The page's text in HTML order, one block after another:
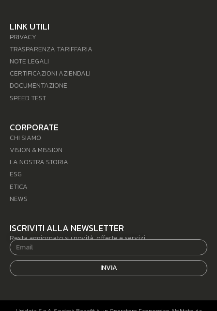
LINK UTILI
PRIVACY
TRASPARENZA TARIFFARIA
NOTE LEGALI
CERTIFICAZIONI AZIENDALI
DOCUMENTAZIONE
SPEED TEST
CORPORATE
CHI SIAMO
VISION & MISSION
LA NOSTRA STORIA
ESG
ETICA
NEWS
ISCRIVITI ALLA NEWSLETTER
Resta aggiornato su novità, offerte e servizi.
INVIA